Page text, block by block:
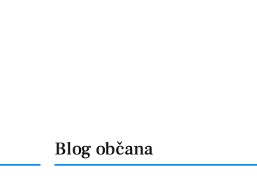
Blog občana